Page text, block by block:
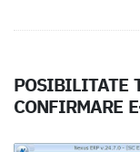
POSIBILITATE
CONFIRMARE